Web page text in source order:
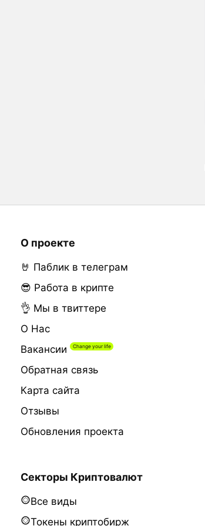
О проекте
🤘 Паблик в телеграм
😎 Работа в крипте
👌 Мы в твиттере
О Нас
Вакансии
Обратная связь
Карта сайта
Отзывы
Обновления проекта
Секторы Криптовалют
Все виды
Токены криптобирж